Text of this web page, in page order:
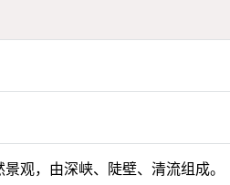
观，由深峡、陡壁、清流组成。